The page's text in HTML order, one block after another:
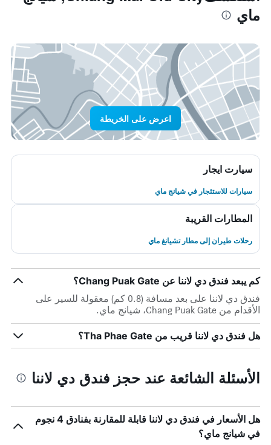
ماي
اعرض على الخريطة
سيارت ايجار
سيارات للاستئجار في شيانج ماي
المطارات القريبة
رحلات طيران إلى مطار تشيانغ ماي
كم يبعد فندق دي لاننا عن Chang Puak Gate؟
فندق دي لاننا على بعد مسافة (0.8 كم) معقولة للسير على
الأقدام من Chang Puak Gate، شيانج ماي.
هل فندق دي لاننا قريب من Tha Phae Gate؟
الأسئلة الشائعة عند حجز فندق دي لاننا
هل الأسعار في فندق دي لاننا قابلة للمقارنة بفنادق 4 نجوم
في شيانج ماي؟